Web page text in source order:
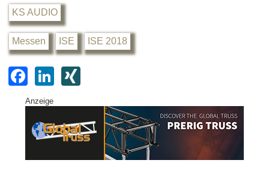
KS AUDIO
Messen ISE ISE 2018
F
a
c
e
Li
k
e
G
Anzeige